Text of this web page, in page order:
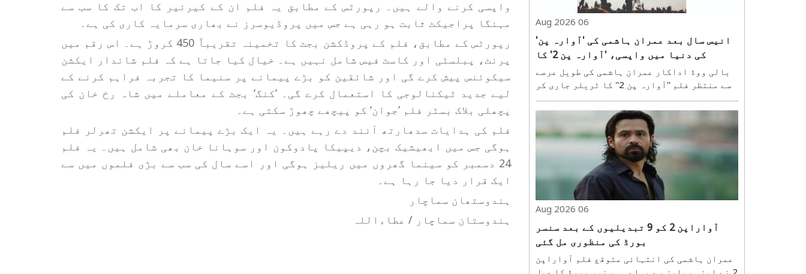
واپسی کرنے والے ہیں۔ رپورٹس کے مطابق یہ فلم ان کے کیرئیر کا اب تک کا سب سے
مہنگا پراجیکٹ ثابت ہو رہی ہے جس میں پروڈیوسرز نے بھاری سرمایہ کاری کی ہے۔
رپورٹس کے مطابق، فلم کے پروڈکشن بجٹ کا تخمینہ تقریباً 450 کروڑ ہے۔ اس رقم میں
پرنٹ، پبلسٹی اور کاسٹ فیس شامل نہیں ہے۔ خیال کیا جاتا ہے کہ فلم شاندار ایکشن
سیکوئنس پیش کرے گی اور شائقین کو بڑے پیمانے پر سنیما کا تجربہ فراہم کرنے کے
لیے جدید ٹیکنالوجی کا استعمال کرے گی۔ ’کنگ‘ بجٹ کے معاملے میں شاہ رخ خان کی
پچھلی بلاک بسٹر فلم ’جوان‘ کو پیچھے چھوڑ سکتی ہے۔
فلم کی ہدایات سدھارتھ آنند دے رہے ہیں۔ یہ ایک بڑے پیمانے پر ایکشن تھرلر فلم
ہوگی جس میں ابھیشیک بچن، دیپیکا پادوکون اور سوہانا خان بھی شامل ہیں۔ یہ فلم
24 دسمبر کو سینما گھروں میں ریلیز ہوگی اور اسے سال کی سب سے بڑی فلموں میں سے
ایک قرار دیا جا رہا ہے۔
ہندوستھان سماچار
ہندوستان سماچار / عطاءاللہ
06 Aug 2026
انیس سال بعد عمران ہاشمی کی 'آوارہ پن'
کی دنیا میں واپسی، 'آوارہ پن 2' کا
ٹریلر جاری
بالی ووڈ اداکار عمران ہاشمی کی طویل عرصے
سے منتظر فلم ''آوارہ پن 2'' کا ٹریلر جاری کر
ایک مرتبہ پھر اپنے مقبول کردار شیوم پنڈت
فلمز کے بینر تلے بننے والی اس ..
06 Aug 2026
آواراپن 2 کو 9 تبدیلیوں کے بعد سنسر
بورڈ کی منظوری مل گئی
عمران ہاشمی کی انتہائی متوقع فلم آواراپن
2 نے اپنی ریلیز سے پہلے ہی سنسر بورڈ کا عمل